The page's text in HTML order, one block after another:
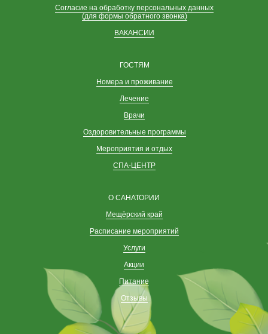
Согласие на обработку персональных данных
(для формы обратного звонка)
ВАКАНСИИ
ГОСТЯМ
Номера и проживание
Лечение
Врачи
Оздоровительные программы
Мероприятия и отдых
СПА-ЦЕНТР
О САНАТОРИИ
Мещёрский край
Расписание мероприятий
Услуги
Акции
Питание
Отзывы